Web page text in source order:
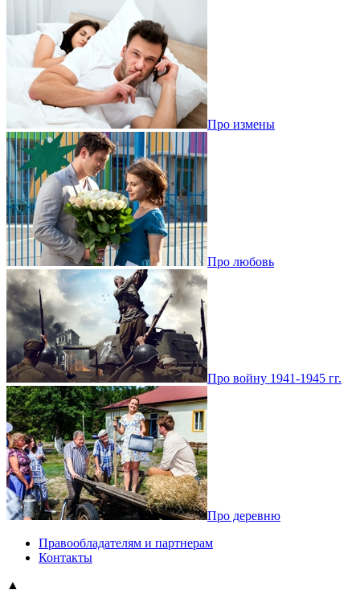
Про измены
Про любовь
Про войну 1941-1945 гг.
Про деревню
Правообладателям и партнерам
Контакты
▲